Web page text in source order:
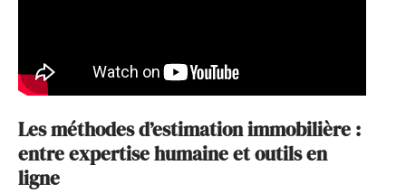
Les méthodes d’estimation immobilière :
entre expertise humaine et outils en
ligne